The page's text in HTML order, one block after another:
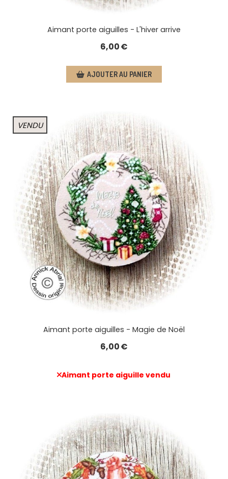
Aimant porte aiguilles - L'hiver arrive
6,00€
AJOUTER AU PANIER
VENDU
Aimant porte aiguilles - Magie de Noël
6,00€
Aimant porte aiguille vendu